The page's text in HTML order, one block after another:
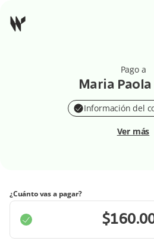
Pago a
Maria Paola
Información del
Ver más
¿Cuánto vas a pagar?